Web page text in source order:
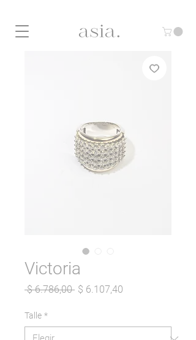
Victoria
$ 6.786,00 Precio
$ 6.107,40
Talle *